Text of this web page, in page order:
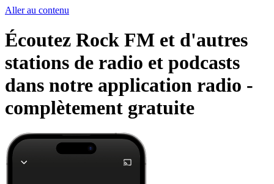
Aller au contenu
Écoutez Rock FM et d'autres
stations de radio et podcasts
dans notre application radio -
complètement gratuite